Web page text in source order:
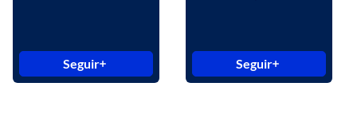
Seguir Seguir